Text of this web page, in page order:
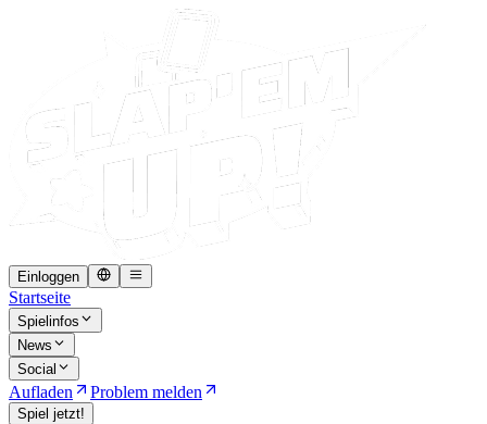
Einloggen
Startseite
Spielinfos
News
Social
Aufladen Problem melden
Spiel jetzt!